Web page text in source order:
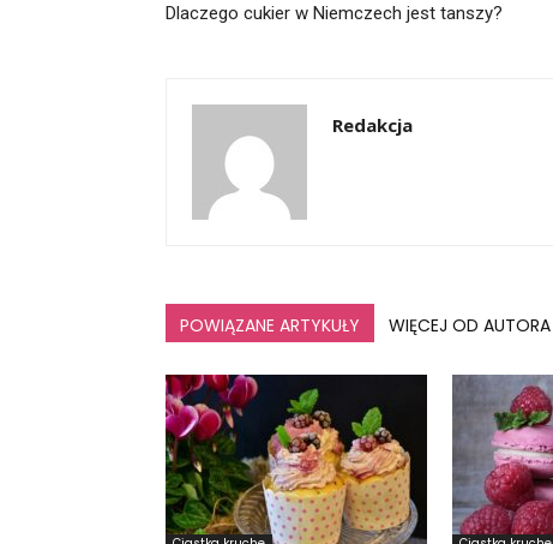
Dlaczego cukier w Niemczech jest tanszy?
Redakcja
POWIĄZANE ARTYKUŁY WIĘCEJ OD AUTORA